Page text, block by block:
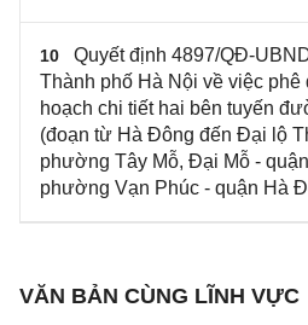
10
Quyết định 4897/QĐ-
Thành phố Hà Nội về việc phê
hoạch chi tiết hai bên tuyến
(đoạn từ Hà Đông đến Đại lộ
phường Tây Mỗ, Đại Mỗ -
phường Vạn Phúc - quận Hà
VĂN BẢN CÙNG LĨNH VỰC